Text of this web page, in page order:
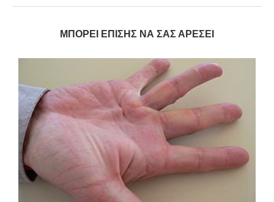
ΜΠΟΡΕΊ ΕΠΊΣΗΣ ΝΑ ΣΑΣ ΑΡΈΣΕΙ